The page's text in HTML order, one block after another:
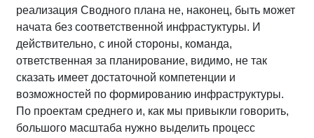
реализация Сводного плана не, наконец, быть может
начата без соответственной инфрастуктуры. И
действительно, с иной стороны, команда,
ответственная за планирование, видимо, не так
сказать имеет достаточной компетенции и
возможностей по формированию инфраструктуры.
По проектам среднего и, как мы привыкли говорить,
большого масштаба нужно выделить процесс